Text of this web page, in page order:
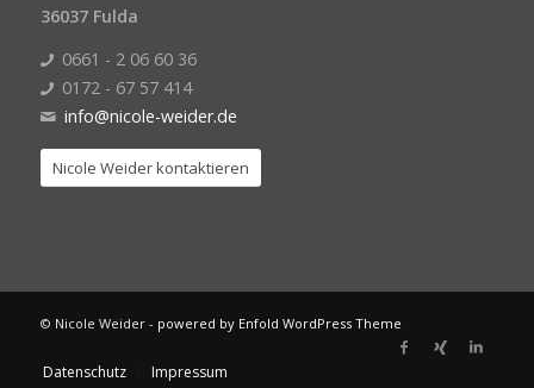
36037 Fulda
0661 - 2 06 60 36
0172 - 67 57 414
info@nicole-weider.de
Nicole Weider kontaktieren
© Nicole Weider - powered by Enfold WordPress Theme
Datenschutz Impressum